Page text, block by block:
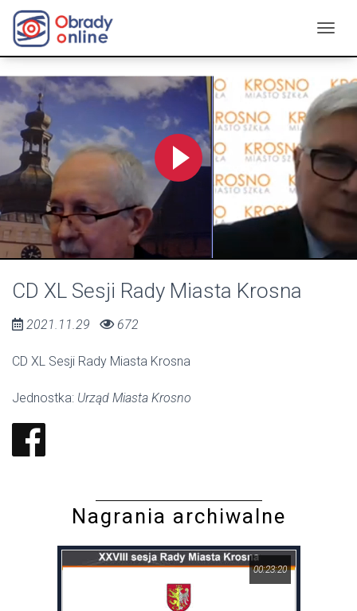
CD XL Sesji Rady Miasta Krosna
2021.11.29 672
CD XL Sesji Rady Miasta Krosna
Jednostka: Urząd Miasta Krosno
Nagrania archiwalne
00:23:20